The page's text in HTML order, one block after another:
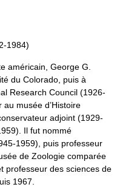
1984)
américain, George G.
du Colorado, puis à
Research Council (1926-
musée d’Histoire
adjoint (1929-
Il fut nommé
1959), puis professeur
de Zoologie comparée
professeur des sciences de
1967.